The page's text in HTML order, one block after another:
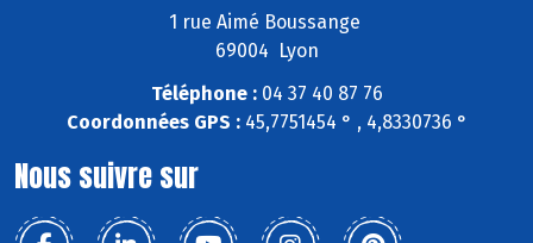
1 rue Aimé Boussange
69004 Lyon
Téléphone :04 37 40 87 76
Coordonnées GPS :45,7751454 ° , 4,8330736 °
Nous suivre sur